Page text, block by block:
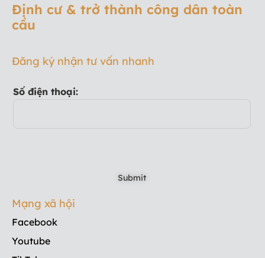
Định cư & trở thành công dân toàn
cầu
Đăng ký nhận tư vấn nhanh
Số điện thoại:
Mạng xã hội
Facebook
Youtube